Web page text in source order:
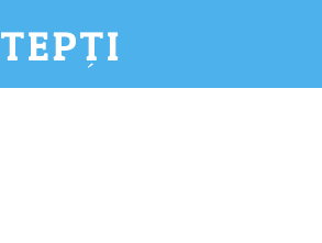
Deștepți.ro